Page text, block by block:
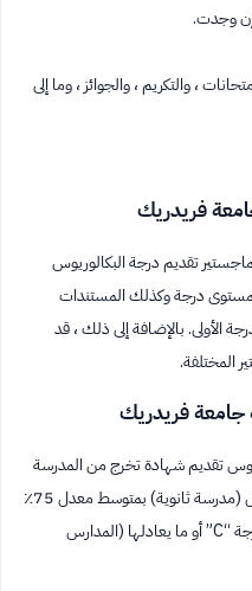
إن وجدت.
، والتكريم ، والجوائز ، وما إلى
فريدريك
تقديم درجة البكالوريوس
لمستوى درجة وكذلك المستندات
الأولى. بالإضافة إلى ذلك ، قد
المختلفة.
جامعة فريدريك
تقديم شهادة تخرج من المدرسة
من مدرسة ثانوية معترف بها من ستة أشكال (مدرسة ثانوية) بمتوسط ​​معدل 75٪
(المدارس الثانوية القبرصية اليونانية) أو الدرجة “C” أو ما يعادلها (المدارس